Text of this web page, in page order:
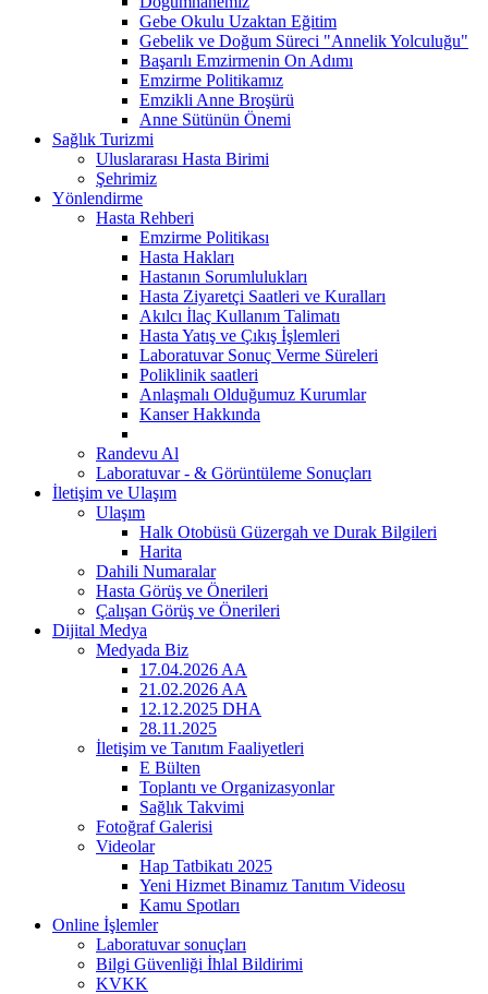
Gebe Okulu Uzaktan Eğitim
Gebelik ve Doğum Süreci "Annelik Yolculuğu"
Başarılı Emzirmenin On Adımı
Emzirme Politikamız
Emzikli Anne Broşürü
Anne Sütünün Önemi
Sağlık Turizmi
Uluslararası Hasta Birimi
Şehrimiz
Yönlendirme
Hasta Rehberi
Emzirme Politikası
Hasta Hakları
Hastanın Sorumlulukları
Hasta Ziyaretçi Saatleri ve Kuralları
Akılcı İlaç Kullanım Talimatı
Hasta Yatış ve Çıkış İşlemleri
Laboratuvar Sonuç Verme Süreleri
Poliklinik saatleri
Anlaşmalı Olduğumuz Kurumlar
Kanser Hakkında
Randevu Al
Laboratuvar - & Görüntüleme Sonuçları
İletişim ve Ulaşım
Ulaşım
Halk Otobüsü Güzergah ve Durak Bilgileri
Harita
Dahili Numaralar
Hasta Görüş ve Önerileri
Çalışan Görüş ve Önerileri
Dijital Medya
Medyada Biz
17.04.2026 AA
21.02.2026 AA
12.12.2025 DHA
28.11.2025
İletişim ve Tanıtım Faaliyetleri
E Bülten
Toplantı ve Organizasyonlar
Sağlık Takvimi
Fotoğraf Galerisi
Videolar
Hap Tatbikatı 2025
Yeni Hizmet Binamız Tanıtım Videosu
Kamu Spotları
Online İşlemler
Laboratuvar sonuçları
Bilgi Güvenliği İhlal Bildirimi
KVKK